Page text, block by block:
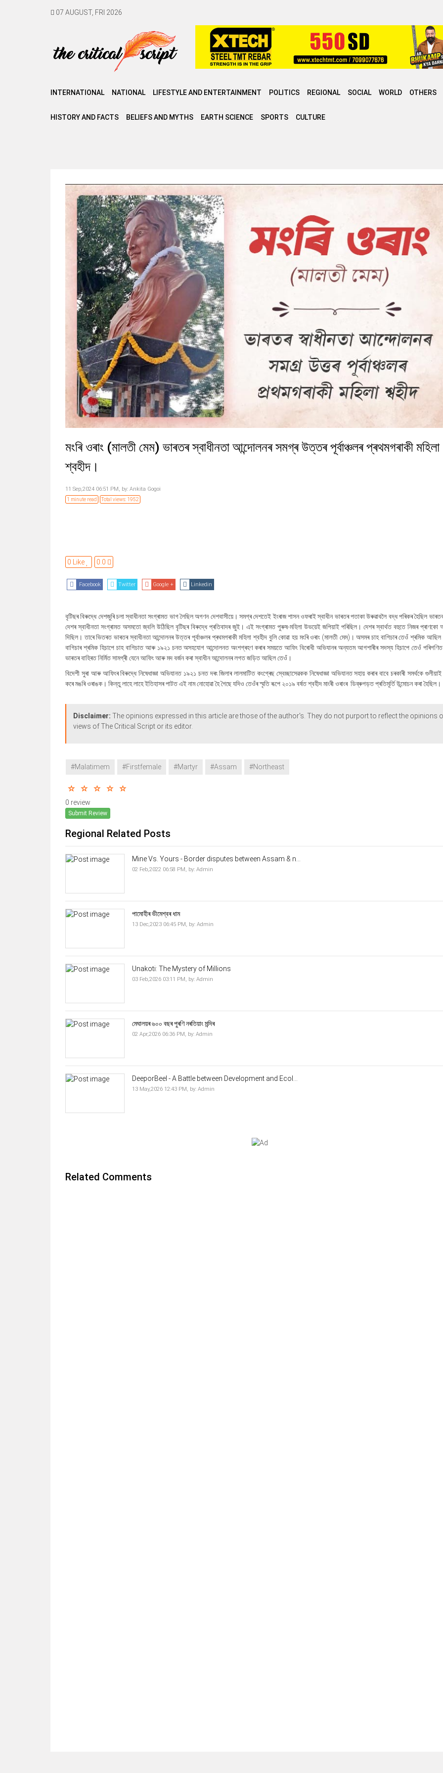
07 AUGUST, FRI 2026
INTERNATIONAL NATIONAL LIFESTYLE AND ENTERTAINMENT POLITICS REGIONAL SOCIAL WORLD OTHERS
HISTORY AND FACTS BELIEFS AND MYTHS EARTH SCIENCE SPORTS CULTURE
মংৰি ওৰাং (মালতী মেম) ভাৰতৰ স্বাধীনতা আন্দোলনৰ সমগ্ৰ উত্তৰ পূৰ্বাঞ্চলৰ প্ৰথমগৰাকী মহিলা
শ্বহীদ।
11 Sep,2024 06:51 PM, by: Ankita Gogoi
1 minute read Total views: 1952
0 Like 0.0
Facebook Twitter Google + Linkedin
বৃটিছৰ বিৰুদ্ধে দেশজুৰি চলা স্বাধীনতা সংগ্ৰামত ভাগ লৈছিল অগণন দেশবাসীয়ে। সমগ্ৰ দেশতেই ইংৰাজ শাসন ওফৰাই স্বাধীন ভাৰতৰ পতাকা উৰুৱাবলৈ বদ্ধ পৰিকৰ হৈছিল
দেশৰ স্বাধীনতা সংগ্ৰামত অসমতো জ্বলি উঠিছিল বৃটিছৰ বিৰুদ্ধে প্ৰতিবাদৰ জুই। এই সংগ্ৰামত পুৰুষ-মহিলা উভয়েই জপিয়াই পৰিছিল। দেশৰ স্বাৰ্থত বহুতে নিজৰ প্ৰাণকো
দিছিল। তাৰে ভিতৰত ভাৰতৰ স্বাধীনতা আন্দোলনৰ উত্তৰ পূৰ্বাঞ্চলৰ প্ৰথমগৰাকী মহিলা শ্বহীদ বুলি কোৱা হয় মংৰি ওৰাং (মালতী মেম)। অসমৰ চাহ বাগিচাৰ তেওঁ শ্ৰমিক
বাগিচাৰ শ্ৰমিক হিচাপে চাহ বাগিচাত আৰু ১৯২১ চনত অসহযোগ আন্দোলনত অংশগ্ৰহণ কৰাৰ সময়তে আফিং বিৰোধী অভিযানৰ অন্যতম আগশাৰীৰ সদস্য হিচাপে তেওঁ
ভাৰতৰ বাহিৰত নিৰ্মিত সামগ্ৰী যেনে আফিং আৰু মদ বৰ্জন কৰা স্বাধীন আন্দোলনৰ লগত জড়িত আছিল তেওঁ।
বিদেশী সুৰা আৰু আফিংৰ বিৰুদ্ধে নিষেধাজ্ঞা অভিযানত ১৯২১ চনত দৰং জিলাৰ লালমাটিত কংগ্ৰেছ স্বেচ্ছাসেৱকক নিষেধাজ্ঞা অভিযানত সহায় কৰাৰ বাবে চৰকাৰী সমৰ্থকে
কৰে মঙৰি ওৰাঙক। কিন্তু লাহে লাহে ইতিহাসৰ পাটত এই নাম নোহোৱা হৈ গৈছে যদিও তেওঁৰ স্মৃতি ৰূপে ২০১৯ বৰ্ষত শ্বহীদ মাংৰী ওৰাংৰ ডিব্ৰুগড়ত প্ৰতিমূৰ্তি উন্মোচন কৰা হৈছিল।
Disclaimer: The opinions expressed in this article are those of the author's. They do not purport to reflect the opinions
views of The Critical Script or its editor.
#Malatimem #Firstfemale #Martyr #Assam #Northeast
0 review
Submit Review
Regional Related Posts
Mine Vs. Yours - Border disputes between Assam & n...
02 Feb,2022 06:58 PM, by: Admin
পামোহীৰ ভীমেশ্বৰ ধাম
13 Dec,2023 06:45 PM, by: Admin
Unakoti: The Mystery of Millions
03 Feb,2026 03:11 PM, by: Admin
মেঘালয়ৰ ৬০০ বছৰ পুৰণি নৰতিয়াং মন্দিৰ
02 Apr,2026 06:36 PM, by: Admin
DeeporBeel - A Battle between Development and Ecol...
13 May,2026 12:43 PM, by: Admin
Related Comments